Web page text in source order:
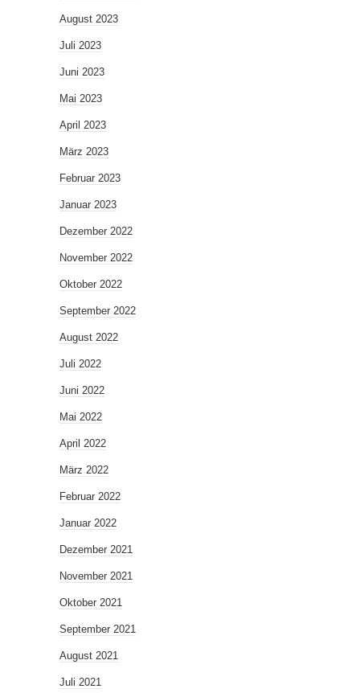
August 2023
Juli 2023
Juni 2023
Mai 2023
April 2023
März 2023
Februar 2023
Januar 2023
Dezember 2022
November 2022
Oktober 2022
September 2022
August 2022
Juli 2022
Juni 2022
Mai 2022
April 2022
März 2022
Februar 2022
Januar 2022
Dezember 2021
November 2021
Oktober 2021
September 2021
August 2021
Juli 2021